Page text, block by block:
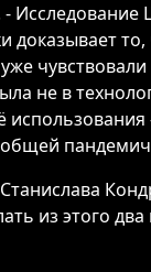
доказывает
не в
использования
из этого два